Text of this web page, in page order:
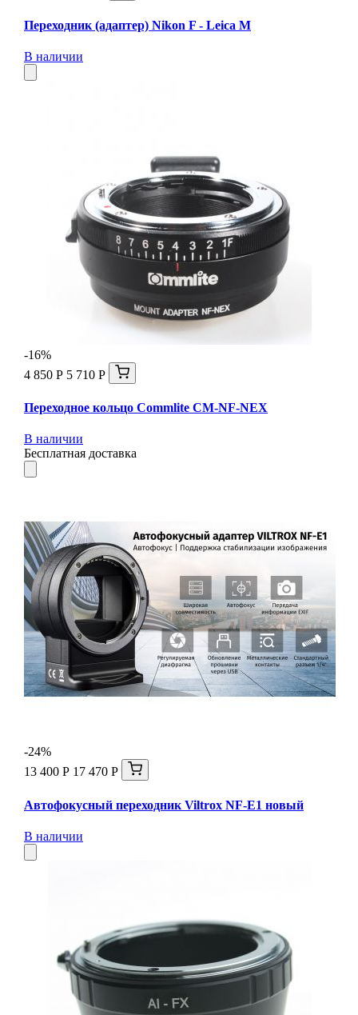
Переходник (адаптер) Nikon F - Leica М
В наличии
-16%
4 850 Р 5 710 Р
Переходное кольцо Commlite CM-NF-NEX
В наличии
Бесплатная доставка
-24%
13 400 Р 17 470 Р
Автофокусный переходник Viltrox NF-E1 новый
В наличии